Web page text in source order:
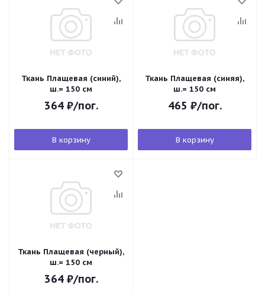
Ткань Плащевая (синий),
ш.= 150 см
364₽/пог.
В корзину
Ткань Плащевая (синяя),
ш.= 150 см
465 ₽/пог.
В корзину
Ткань Плащевая (черный),
ш.= 150 см
364₽/пог.